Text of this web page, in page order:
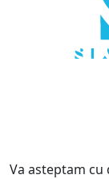
Va asteptam